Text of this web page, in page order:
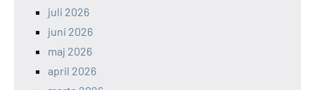
juli 2026
juni 2026
maj 2026
april 2026